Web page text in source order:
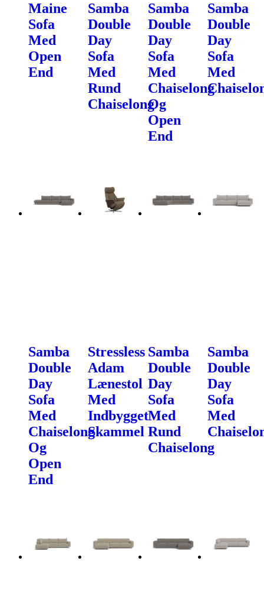
Maine
Sofa
Med
Open
End
Samba
Double
Day
Sofa
Med
Rund
Chaiselong
Samba
Double
Day
Sofa
Med
Chaiselong
Og
Open
End
Samba
Double
Day
Sofa
Med
Samba
Double
Day
Sofa
Med
Chaiselong
Og
Open
End
Stressless
Adam
Lænestol
Med
Indbygget
Skammel
Samba
Double
Day
Sofa
Med
Rund
Chaiselong
Samba
Double
Day
Sofa
Med